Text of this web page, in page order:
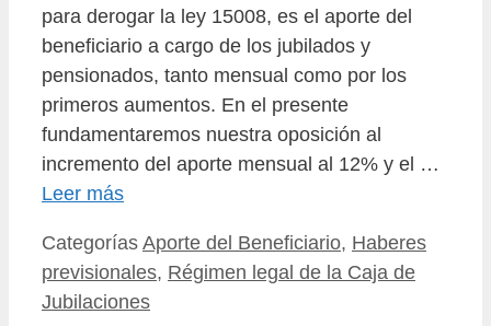
para derogar la ley 15008, es el aporte del
beneficiario a cargo de los jubilados y
pensionados, tanto mensual como por los
primeros aumentos. En el presente
fundamentaremos nuestra oposición al
incremento del aporte mensual al 12% y el …
Leer más
Categorías Aporte del Beneficiario, Haberes
previsionales, Régimen legal de la Caja de
Jubilaciones